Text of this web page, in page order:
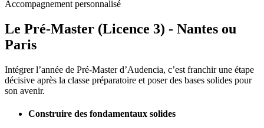
Accompagnement personnalisé
Le Pré-Master (Licence 3) - Nantes ou
Paris
Intégrer l’année de Pré-Master d’Audencia, c’est franchir une étape
décisive après la classe préparatoire et poser des bases solides pour
son avenir.
Construire des fondamentaux solides